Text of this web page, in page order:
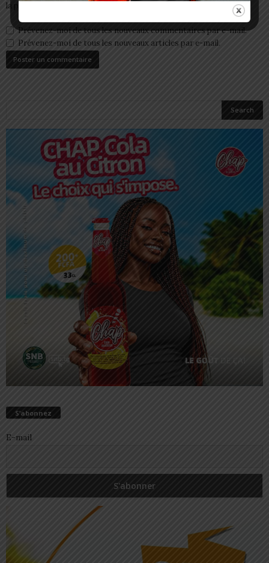
la prochaine fois que je commenterai.
Prévenez-moi de tous les nouveaux commentaires par e-mail.
Prévenez-moi de tous les nouveaux articles par e-mail.
S’abonnez
E-mail